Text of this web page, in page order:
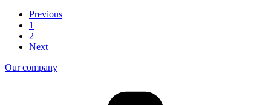
Previous
1
2
Next
Our company